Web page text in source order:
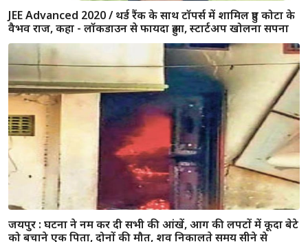
MI vs RR : रॉयल्स कर सकती हैं टीम में कई बड़े बदलाव, कुछ ऐसी
होगी दोनों की प्लेइंग XI